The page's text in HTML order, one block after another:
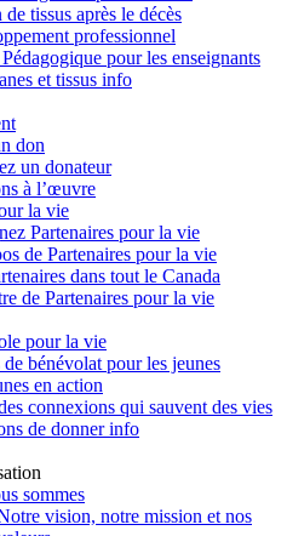
tissus après le décès
professionnel
pour les enseignants
et tissus info
don
un donateur
à l’œuvre
la vie
Partenaires pour la vie
de Partenaires pour la vie
dans tout le Canada
de Partenaires pour la vie
pour la vie
de bénévolat pour les jeunes
en action
connexions qui sauvent des vies
de donner info
sommes
vision, notre mission et nos